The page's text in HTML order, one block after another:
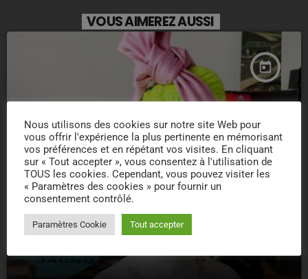
VOUS AIMEREZ AUSSI
today
Nous utilisons des cookies sur notre site Web pour
vous offrir l'expérience la plus pertinente en mémorisant
vos préférences et en répétant vos visites. En cliquant
sur « Tout accepter », vous consentez à l'utilisation de
TOUS les cookies. Cependant, vous pouvez visiter les
« Paramètres des cookies » pour fournir un
consentement contrôlé.
Paramètres Cookie Tout accepter